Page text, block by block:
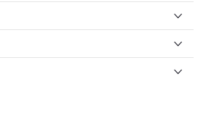
k povrchové impregnaci dřeva
použití: